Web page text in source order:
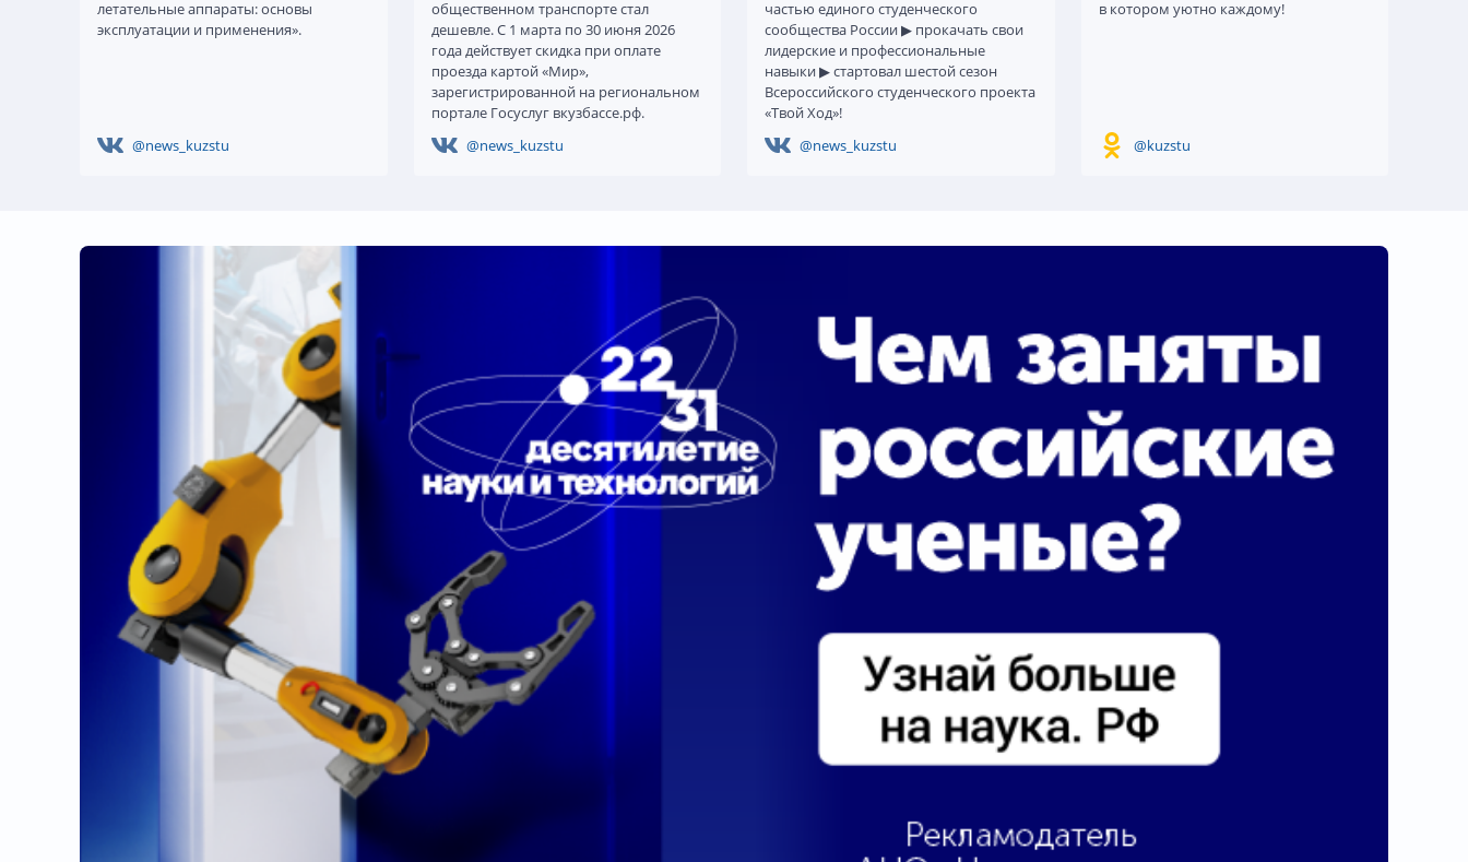
летательные аппараты: основы
эксплуатации и применения».
@news_kuzstu
общественном транспорте стал
дешевле. С 1 марта по 30 июня 2026
года действует скидка при оплате
проезда картой «Мир»,
зарегистрированной на региональном
портале Госуслуг вкузбассе.рф.
@news_kuzstu
частью единого студенческого
сообщества России ▶ прокачать свои
лидерские и профессиональные
навыки ▶ стартовал шестой сезон
Всероссийского студенческого проекта
«Твой Ход»!
@news_kuzstu
в котором уютно каждому!
@kuzstu